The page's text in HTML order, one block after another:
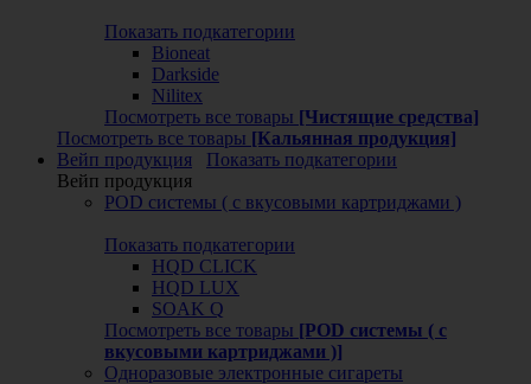
Показать подкатегории
Bioneat
Darkside
Nilitex
Посмотреть все товары [Чистящие средства]
Посмотреть все товары [Кальянная продукция]
Вейп продукция
Показать подкатегории
Вейп продукция
POD системы ( с вкусовыми картриджами )
Показать подкатегории
HQD CLICK
HQD LUX
SOAK Q
Посмотреть все товары [POD системы ( с
вкусовыми картриджами )]
Одноразовые электронные сигареты